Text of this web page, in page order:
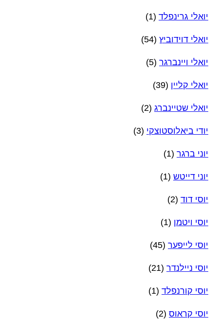
יואלי גרינפלד (1)
יואלי דוידוביץ (54)
יואלי ויינברגר (5)
יואלי קליין (39)
יואלי שטיינברג (2)
יודי ביאלוסטוצקי (3)
יוני ברגר (1)
יוני דייטש (1)
יוסי דוד (2)
יוסי ויטמן (1)
יוסי לייפער (45)
יוסי ניילנדר (21)
יוסי קורנפלד (1)
יוסי קראוס (2)